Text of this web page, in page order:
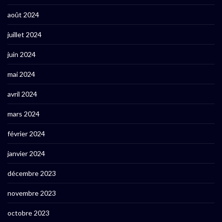
août 2024
juillet 2024
juin 2024
mai 2024
avril 2024
mars 2024
février 2024
janvier 2024
décembre 2023
novembre 2023
octobre 2023